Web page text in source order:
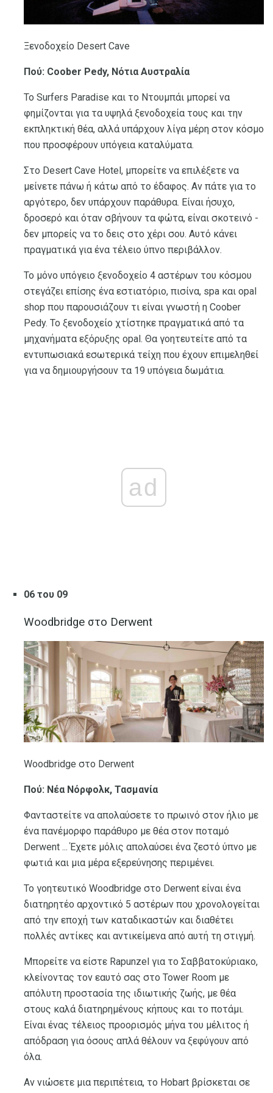
Ξενοδοχείο Desert Cave
Πού: Coober Pedy, Νότια Αυστραλία
Το Surfers Paradise και το Ντουμπάι μπορεί να
φημίζονται για τα υψηλά ξενοδοχεία τους και την
εκπληκτική θέα, αλλά υπάρχουν λίγα μέρη στον κόσμο
που προσφέρουν υπόγεια καταλύματα.
Στο Desert Cave Hotel, μπορείτε να επιλέξετε να
μείνετε πάνω ή κάτω από το έδαφος. Αν πάτε για το
αργότερο, δεν υπάρχουν παράθυρα. Είναι ήσυχο,
δροσερό και όταν σβήνουν τα φώτα, είναι σκοτεινό -
δεν μπορείς να το δεις στο χέρι σου. Αυτό κάνει
πραγματικά για ένα τέλειο ύπνο περιβάλλον.
Το μόνο υπόγειο ξενοδοχείο 4 αστέρων του κόσμου
στεγάζει επίσης ένα εστιατόριο, πισίνα, spa και opal
shop που παρουσιάζουν τι είναι γνωστή η Coober
Pedy. Το ξενοδοχείο χτίστηκε πραγματικά από τα
μηχανήματα εξόρυξης opal. Θα γοητευτείτε από τα
εντυπωσιακά εσωτερικά τείχη που έχουν επιμεληθεί
για να δημιουργήσουν τα 19 υπόγεια δωμάτια.
ad
06 του 09
Woodbridge στο Derwent
Woodbridge στο Derwent
Πού: Νέα Νόρφολκ, Τασμανία
Φανταστείτε να απολαύσετε το πρωινό στον ήλιο με
ένα πανέμορφο παράθυρο με θέα στον ποταμό
Derwent ... Έχετε μόλις απολαύσει ένα ζεστό ύπνο με
φωτιά και μια μέρα εξερεύνησης περιμένει.
Το γοητευτικό Woodbridge στο Derwent είναι ένα
διατηρητέο ​​αρχοντικό 5 αστέρων που χρονολογείται
από την εποχή των καταδικαστών και διαθέτει
πολλές αντίκες και αντικείμενα από αυτή τη στιγμή.
Μπορείτε να είστε Rapunzel για το Σαββατοκύριακο,
κλείνοντας τον εαυτό σας στο Tower Room με
απόλυτη προστασία της ιδιωτικής ζωής, με θέα
στους καλά διατηρημένους κήπους και το ποτάμι.
Είναι ένας τέλειος προορισμός μήνα του μέλιτος ή
απόδραση για όσους απλά θέλουν να ξεφύγουν από
όλα.
Αν νιώσετε μια περιπέτεια, το Hobart βρίσκεται σε